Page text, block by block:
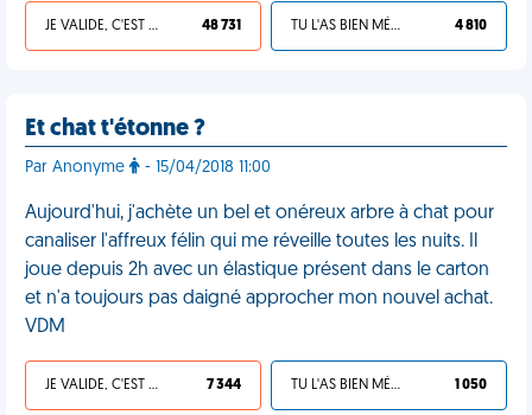
JE VALIDE, C'EST UNE VDM 48 731 TU L'AS BIEN MÉRITÉ 4 810
Et chat t'étonne ?
Par Anonyme - 15/04/2018 11:00
Aujourd'hui, j'achète un bel et onéreux arbre à chat pour
canaliser l'affreux félin qui me réveille toutes les nuits. Il
joue depuis 2h avec un élastique présent dans le carton
et n'a toujours pas daigné approcher mon nouvel achat.
VDM
JE VALIDE, C'EST UNE VDM 7 344 TU L'AS BIEN MÉRITÉ 1 050